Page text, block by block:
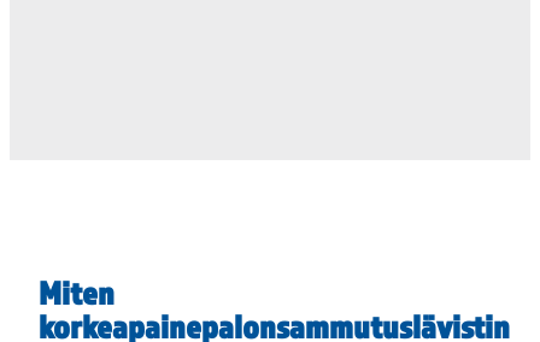
Miten
korkeapainepalonsammutuslävistin